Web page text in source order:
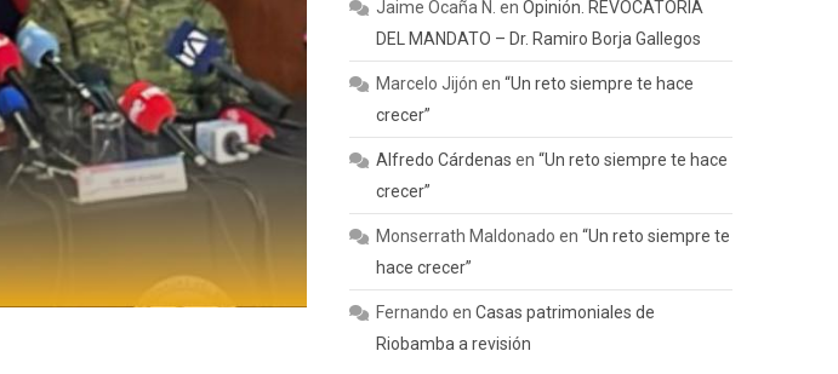
Jaime Ocaña N. enOpinión. REVOCATORIA
DEL MANDATO – Dr. Ramiro Borja Gallegos
Marcelo Jijón en“Un reto siempre te hace
crecer”
Alfredo Cárdenas en“Un reto siempre te hace
crecer”
Monserrath Maldonado en“Un reto siempre te
hace crecer”
Fernando enCasas patrimoniales de
Riobamba a revisión